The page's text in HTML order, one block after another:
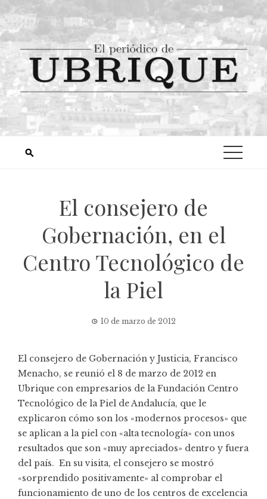
El consejero de
Gobernación, en el
Centro Tecnológico de
la Piel
10 de marzo de 2012
El consejero de Gobernación y Justicia, Francisco
Menacho, se reunió el 8 de marzo de 2012 en
Ubrique con empresarios de la Fundación Centro
Tecnológico de la Piel de Andalucía, que le
explicaron cómo son los «modernos procesos» que
se aplican a la piel con «alta tecnología» con unos
resultados que son «muy apreciados» dentro y fuera
del país. En su visita, el consejero se mostró
«sorprendido positivamente» al comprobar el
funcionamiento de uno de los centros de excelencia